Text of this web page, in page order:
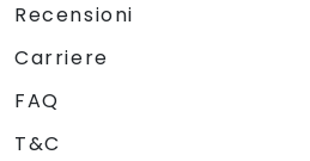
Recensioni
Carriere
FAQ
T&C